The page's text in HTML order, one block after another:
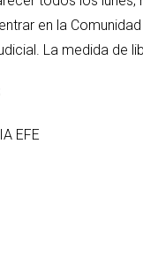
en la
La medida de
EFE